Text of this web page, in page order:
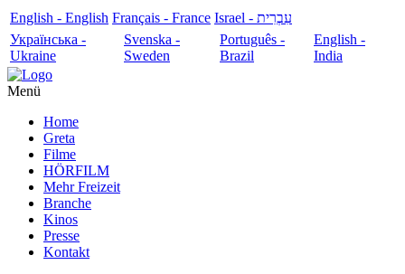
English - English Français - France
עִבְרִית - Israel
Українська -
Ukraine
Svenska -
Sweden
Português -
Brazil
English -
India
Menü
Home
Greta
Filme
HÖRFILM
Mehr Freizeit
Branche
Kinos
Presse
Kontakt